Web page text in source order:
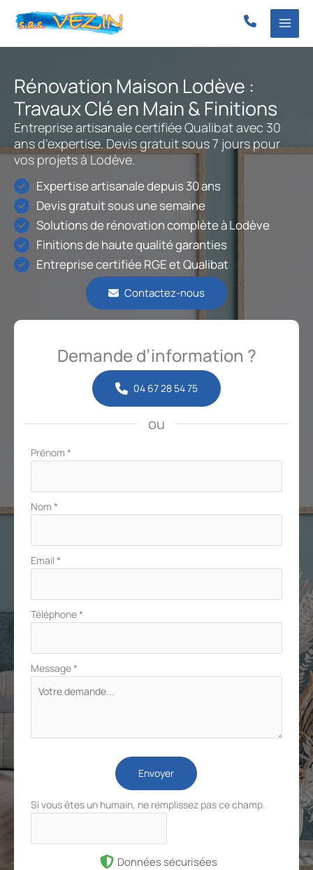
Rénovation Maison Lodève :
Travaux Clé en Main & Finitions
Entreprise artisanale certifiée Qualibat avec 30
ans d’expertise. Devis gratuit sous 7 jours pour
vos projets à Lodève.
Expertise artisanale depuis 30 ans
Devis gratuit sous une semaine
Solutions de rénovation complète à Lodève
Finitions de haute qualité garanties
Entreprise certifiée RGE et Qualibat
Contactez-nous
Demande d’information ?
04 67 28 54 75
ou
Formulaire
Prénom *
Nom *
Email *
Téléphone*
Message*
Envoyer
Si vous êtes un humain, ne remplissez pas ce champ.
Données sécurisées